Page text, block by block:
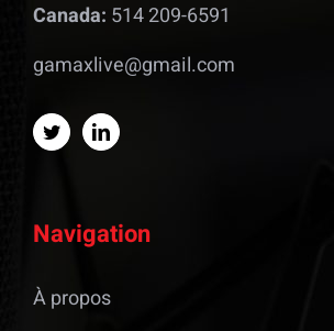
Canada: 514 209-6591
gamaxlive@gmail.com
Navigation
À propos